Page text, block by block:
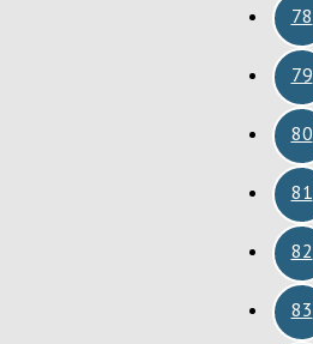
78
79
80
81
82
83